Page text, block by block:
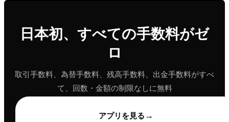
日本初、すべての手数料がゼ
ロ
取引手数料、為替手数料、残高手数料、出金手数料がすべ
て、回数・金額の制限なしに無料
アプリを見る →